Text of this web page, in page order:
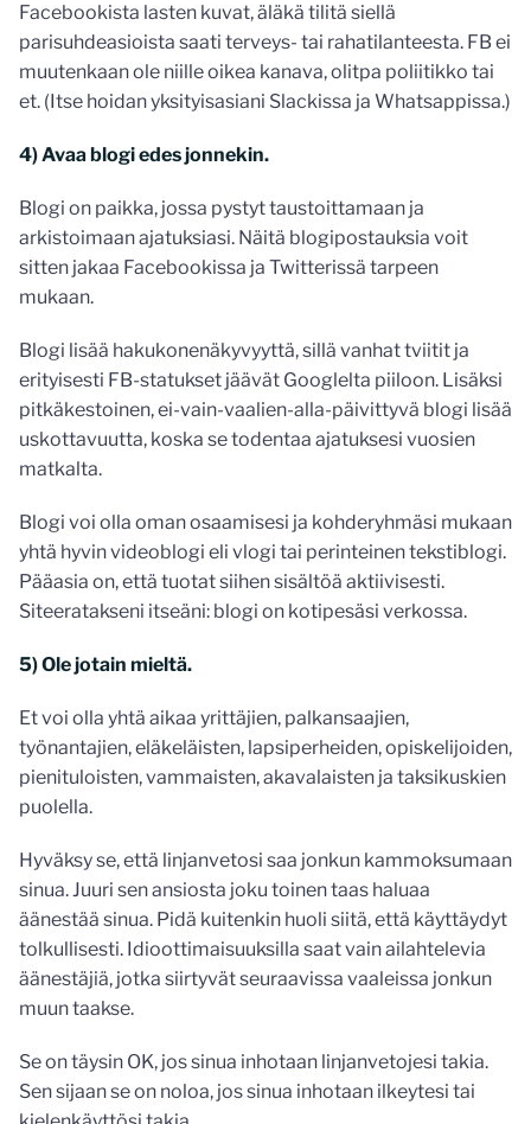
Facebookista lasten kuvat, äläkä tilitä siellä
parisuhdeasioista saati terveys- tai rahatilanteesta. FB ei
muutenkaan ole niille oikea kanava, olitpa poliitikko tai
et. (Itse hoidan yksityisasiani Slackissa ja Whatsappissa.)
4) Avaa blogi edes jonnekin.
Blogi on paikka, jossa pystyt taustoittamaan ja
arkistoimaan ajatuksiasi. Näitä blogipostauksia voit
sitten jakaa Facebookissa ja Twitterissä tarpeen
mukaan.
Blogi lisää hakukonenäkyvyyttä, sillä vanhat tviitit ja
erityisesti FB-statukset jäävät Googlelta piiloon. Lisäksi
pitkäkestoinen, ei-vain-vaalien-alla-päivittyvä blogi lisää
uskottavuutta, koska se todentaa ajatuksesi vuosien
matkalta.
Blogi voi olla oman osaamisesi ja kohderyhmäsi mukaan
yhtä hyvin videoblogi eli vlogi tai perinteinen tekstiblogi.
Pääasia on, että tuotat siihen sisältöä aktiivisesti.
Siteeratakseni itseäni: blogi on kotipesäsi verkossa.
5) Ole jotain mieltä.
Et voi olla yhtä aikaa yrittäjien, palkansaajien,
työnantajien, eläkeläisten, lapsiperheiden, opiskelijoiden,
pienituloisten, vammaisten, akavalaisten ja taksikuskien
puolella.
Hyväksy se, että linjanvetosi saa jonkun kammoksumaan
sinua. Juuri sen ansiosta joku toinen taas haluaa
äänestää sinua. Pidä kuitenkin huoli siitä, että käyttäydyt
tolkullisesti. Idioottimaisuuksilla saat vain ailahtelevia
äänestäjiä, jotka siirtyvät seuraavissa vaaleissa jonkun
muun taakse.
Se on täysin OK, jos sinua inhotaan linjanvetojesi takia.
Sen sijaan se on noloa, jos sinua inhotaan ilkeytesi tai